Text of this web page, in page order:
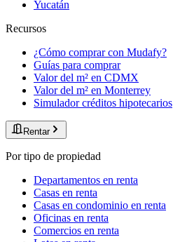
Yucatán
Recursos
¿Cómo comprar con Mudafy?
Guías para comprar
Valor del m² en CDMX
Valor del m² en Monterrey
Simulador créditos hipotecarios
Rentar
Por tipo de propiedad
Departamentos en renta
Casas en renta
Casas en condominio en renta
Oficinas en renta
Comercios en renta